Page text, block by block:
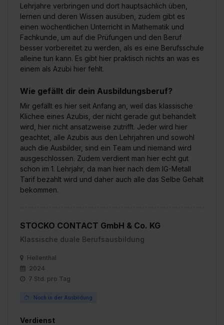
Lehrjahre verbringen und dort hauptsächlich üben,
lernen und deren Wissen ausüben, zudem gibt es
einen wöchentlichen Unterricht in Mathematik und
Fachkunde, um auf die Prüfungen und den Beruf
besser vorbereitet zu werden, als es eine Berufsschule
alleine tun kann. Es gibt hier praktisch nichts an was es
einem als Azubi hier fehlt.
Wie gefällt dir dein Ausbildungsberuf?
Mir gefällt es hier seit Anfang an, weil das klassische
Klichee eines Azubis, der nicht gerade gut behandelt
wird, hier nicht ansatzweise zutrifft. Jeder wird hier
geachtet, alle Azubis aus den Lehrjahren und sowohl
auch die Ausbilder, sind ein Team und niemand wird
ausgeschlossen. Zudem verdient man hier echt gut
schon im 1. Lehrjahr, da man hier nach dem IG-Metall
Tarif bezahlt wird und daher auch alle das Selbe Gehalt
bekommen.
STOCKO CONTACT GmbH & Co. KG
Klassische duale Berufsausbildung
Hellenthal
2024
7 Std. pro Tag
Noch in der Ausbildung
Verdienst